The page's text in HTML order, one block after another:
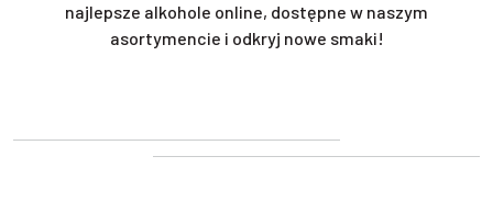
najlepsze alkohole online, dostępne w naszym
asortymencie i odkryj nowe smaki!